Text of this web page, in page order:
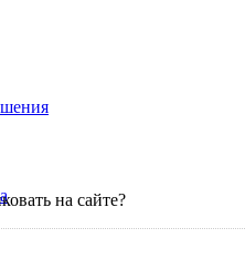
на сайте?